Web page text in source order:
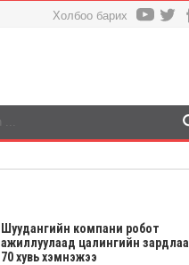
Холбоо барих
Шуудангийн компани робот
ажиллуулаад цалингийн зардлаа
70 хувь хэмнэжээ